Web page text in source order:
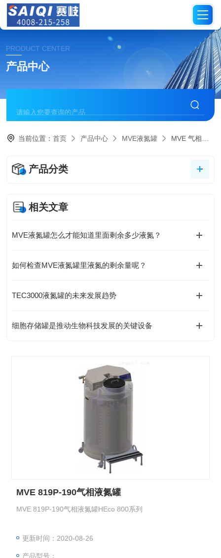
PRODUCT CENTER
产品中心
当前位置：首页 产品中心 MVE液氮罐 MVE 气相液氮罐HEco 800, 1500 & 1800 Series Freezers
产品分类
相关文章
MVE液氮罐怎么才能知道里面剩余多少液氮？
如何检查MVE液氮罐里液氮的剩余量呢？
TEC3000液氮罐的未来发展趋势
细胞存储罐是推动生物科技发展的关键设备
MVE 819P-190气相液氮罐
MVE 819P-190气相液氮罐HEco 800系列
更新时间：2020-08-26
产品型号：